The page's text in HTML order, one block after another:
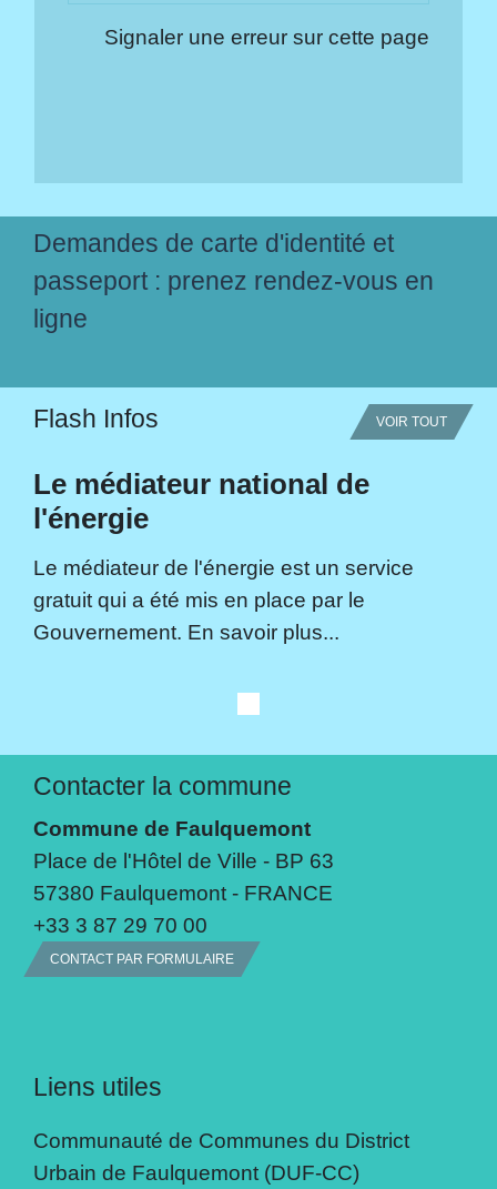
Signaler une erreur sur cette page
Demandes de carte d'identité et
passeport : prenez rendez-vous en
ligne
Flash Infos VOIR TOUT
Le médiateur national de
l'énergie
Le médiateur de l'énergie est un service
gratuit qui a été mis en place par le
Gouvernement. En savoir plus...
Contacter la commune
Commune de Faulquemont
Place de l'Hôtel de Ville - BP 63
57380 Faulquemont - FRANCE
+33 3 87 29 70 00
CONTACT PAR FORMULAIRE
Liens utiles
Communauté de Communes du District
Urbain de Faulquemont (DUF-CC)